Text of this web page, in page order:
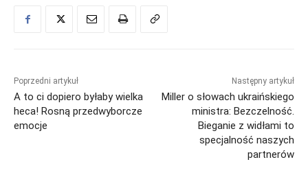
Poprzedni artykuł
A to ci dopiero byłaby wielka
heca! Rosną przedwyborcze
emocje
Następny artykuł
Miller o słowach ukraińskiego
ministra: Bezczelność.
Bieganie z widłami to
specjalność naszych
partnerów